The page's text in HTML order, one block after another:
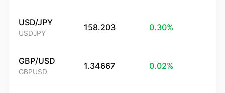
USD/JPY
USDJPY
158.203 0.30%
GBP/USD
GBPUSD
1.34667 0.02%